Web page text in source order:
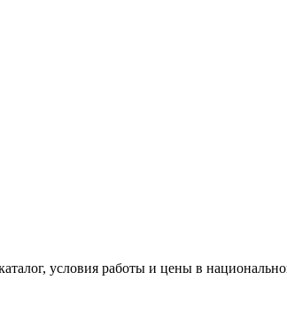
условия работы и цены в